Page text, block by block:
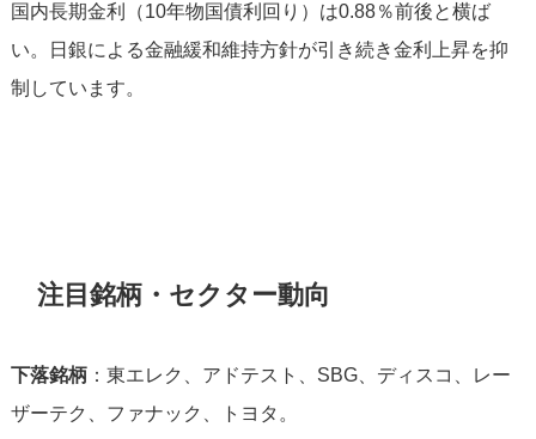
国内長期金利（10年物国債利回り）は0.88％前後と横ば
い。日銀による金融緩和維持方針が引き続き金利上昇を抑
制しています。
注目銘柄・セクター動向
下落銘柄：東エレク、アドテスト、SBG、ディスコ、レー
ザーテク、ファナック、トヨタ。